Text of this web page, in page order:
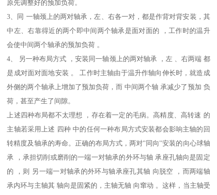
原先调整好的预加负荷。
3、同 一轴颈上的两对轴承，左、右各一对，都是作背对背安装，其
中左、右靠得近的两个即中间两个轴承是面对面的 ，工作时的温升
会使中间两个轴承的预加负荷 。
4、 另一种布局方式 ，安装同一轴颈上的两对轴承 ，左 、右两端 都
是成对面对面地安装 。 工作时主轴由于温升作轴向伸长时，就造成
外侧的两个轴承上增加了预加负荷，而 中间两个轴 承减少了预加 负
荷，甚至产生了间隙。
上述四种布局都不太理想 ，存在着一定的毛病。高精度、高转速 的
主轴若采用上述 四种 中的任何一种布局方式安装都会影响主轴的回
转精度及轴承的寿命。正确的布局方式，两对"同向''安装的向心球轴
承 ，承担切削或磨削的一端一对轴承的外环与轴 承座孔轴向是固定
的 ，则 另一端一对轴承的外环与轴承座孔其轴 向脱空 ，而两端轴
承内环与主轴其 轴向是固紧的，主轴无轴 向窜动 。这样，当主轴受